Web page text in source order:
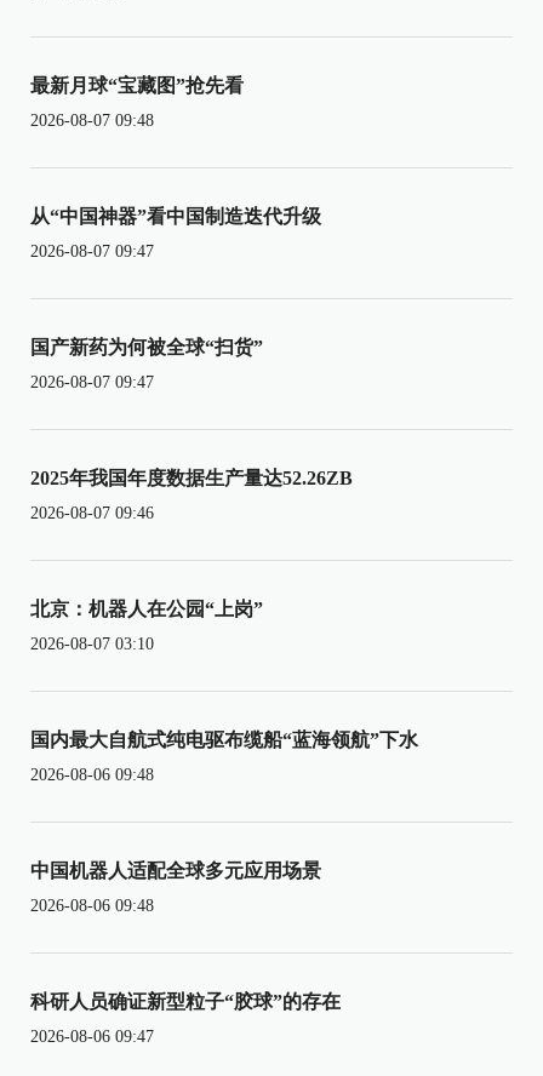
最新月球“宝藏图”抢先看
2026-08-07 09:48
从“中国神器”看中国制造迭代升级
2026-08-07 09:47
国产新药为何被全球“扫货”
2026-08-07 09:47
2025年我国年度数据生产量达52.26ZB
2026-08-07 09:46
北京：机器人在公园“上岗”
2026-08-07 03:10
国内最大自航式纯电驱布缆船“蓝海领航”下水
2026-08-06 09:48
中国机器人适配全球多元应用场景
2026-08-06 09:48
科研人员确证新型粒子“胶球”的存在
2026-08-06 09:47